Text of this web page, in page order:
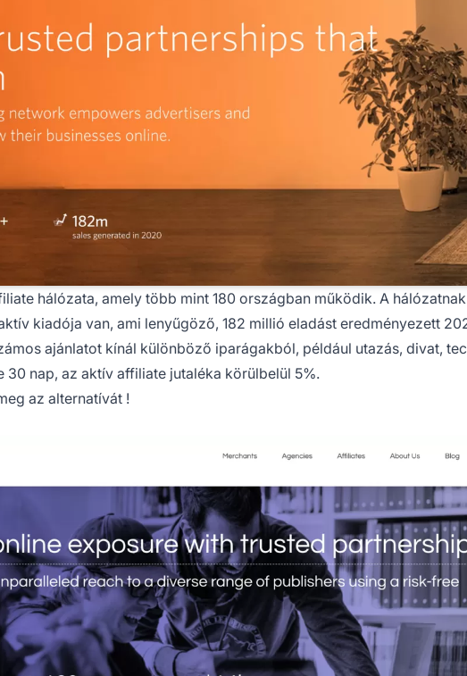
hálózata, amely több mint 180 országban működik. A
kiadója van, ami lenyűgöző, 182 millió eladást eredményezett
ajánlatot kínál különböző iparágakból, például utazás, divat,
30 nap, az aktív affiliate jutaléka körülbelül 5%.
az alternatívát !